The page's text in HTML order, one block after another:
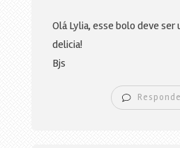
Olá Lylia, esse bolo deve ser
delicia!
Bjs